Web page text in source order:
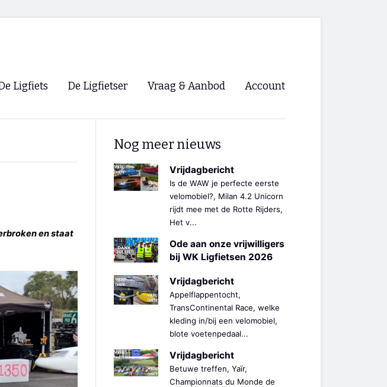
Ligfiets De Ligfietser
Ligfietsvereninging NVHPV
Lokale Fietsverenigingen
Forum ligfietsers.nl 🡺
Vraag & Aanbod Account
en staat
Nog meer nieuws
Vrijdagbericht
Is de WAW je perfecte eerste
velomobiel?, Milan 4.2 Unicorn
rijdt mee met de Rotte Rijders,
Het v...
Ode aan onze vrijwilligers
bij WK Ligfietsen 2026
Vrijdagbericht
Appelflappentocht,
TransContinental Race, welke
kleding in/bij een velomobiel,
blote voetenpedaal...
Vrijdagbericht
Betuwe treffen, Yaïr,
Championnats du Monde de